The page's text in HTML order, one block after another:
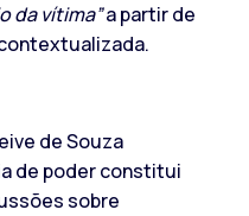
da vítima”a partir de
de Souza
de poder constitui
sobre